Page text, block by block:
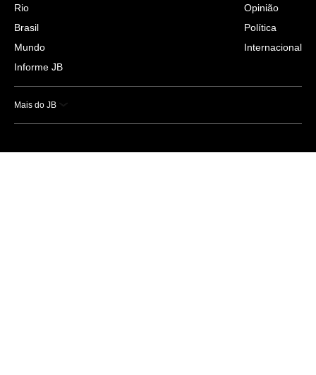
Rio
Brasil
Mundo
Informe JB
Opinião
Política
Internacional
Mais do JB
Esportes